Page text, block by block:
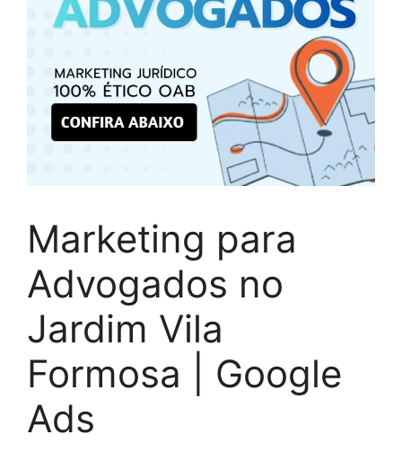
Marketing para
Advogados no
Jardim Vila
Formosa | Google
Ads